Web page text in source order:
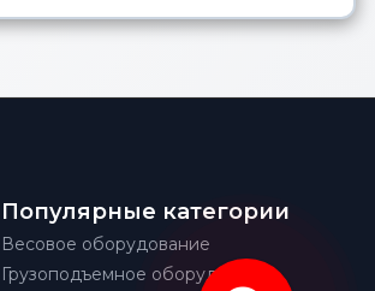
Популярные категории
Весовое оборудование
Грузоподъемное оборудование